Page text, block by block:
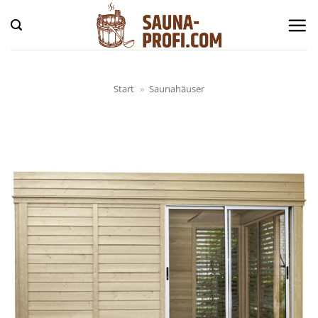
Inhalt
springen
Start » Saunahäuser